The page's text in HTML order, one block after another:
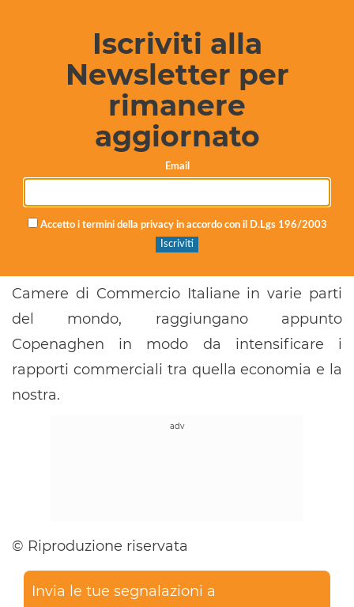
Si è pure valutata la possibilità che alcuni dei
laureati di lingue, che presto fruiranno delle
Camere di Commercio Italiane in varie parti
del mondo, raggiungano appunto
Copenaghen in modo da intensificare i
rapporti commerciali tra quella economia e la
nostra.
© Riproduzione riservata
Invia le tue segnalazioni a
Iscriviti alla
Newsletter per
rimanere
aggiornato
Email
Accetto i termini della privacy in accordo con il D.Lgs 196/2003